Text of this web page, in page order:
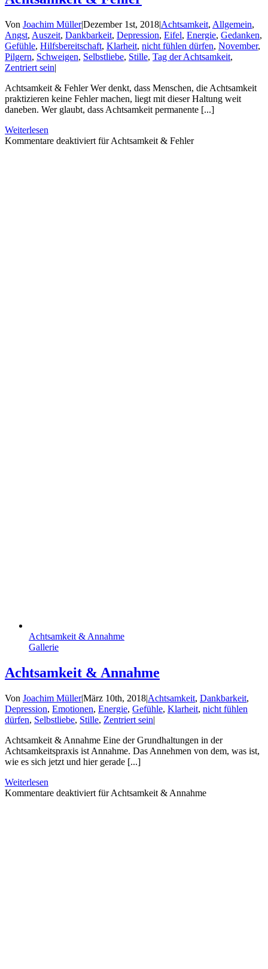
Von Joachim Müller|Dezember 1st, 2018|Achtsamkeit, Allgemein,
Angst, Auszeit, Dankbarkeit, Depression, Eifel, Energie, Gedanken,
Gefühle, Hilfsbereitschaft, Klarheit, nicht fühlen dürfen, November,
Pilgern, Schweigen, Selbstliebe, Stille, Tag der Achtsamkeit,
Zentriert sein|
Achtsamkeit & Fehler Wer denkt, dass Menschen, die Achtsamkeit
praktizieren keine Fehler machen, liegt mit dieser Haltung weit
daneben. Wer glaubt, dass Achtsamkeit permanente [...]
Weiterlesen
Kommentare deaktiviert für Achtsamkeit & Fehler
Achtsamkeit & Annahme
Gallerie
Achtsamkeit & Annahme
Von Joachim Müller|März 10th, 2018|Achtsamkeit, Dankbarkeit,
Depression, Emotionen, Energie, Gefühle, Klarheit, nicht fühlen
dürfen, Selbstliebe, Stille, Zentriert sein|
Achtsamkeit & Annahme Eine der Grundhaltungen in der
Achtsamkeitspraxis ist Annahme. Das Annehmen von dem, was ist,
wie es sich jetzt und hier gerade [...]
Weiterlesen
Kommentare deaktiviert für Achtsamkeit & Annahme